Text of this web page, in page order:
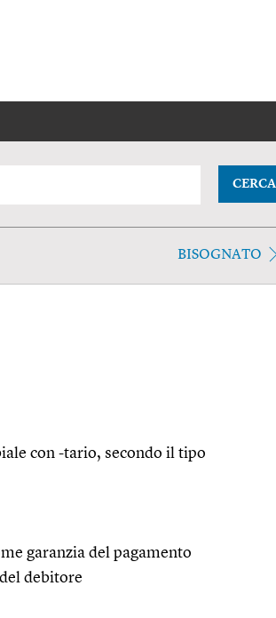
CERCA
BISOGNATO
con -tario, secondo il tipo
garanzia del pagamento
debitore